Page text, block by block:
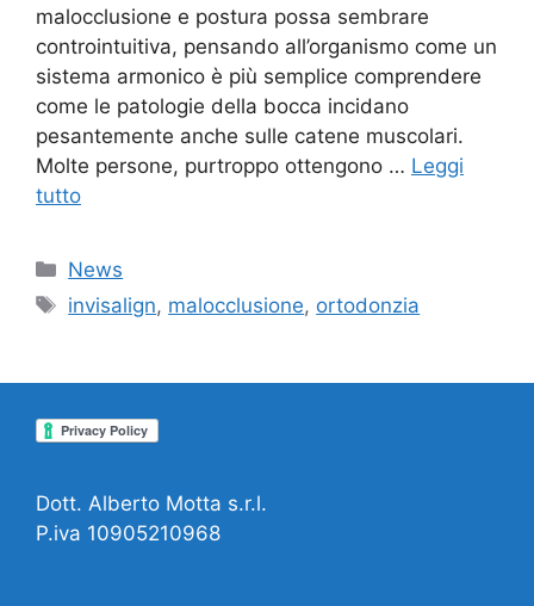
malocclusione e postura possa sembrare
controintuitiva, pensando all’organismo come un
sistema armonico è più semplice comprendere
come le patologie della bocca incidano
pesantemente anche sulle catene muscolari.
Molte persone, purtroppo ottengono … Leggi
tutto
Categorie
News
Tag
invisalign, malocclusione, ortodonzia
Dott. Alberto Motta s.r.l.
P.iva 10905210968